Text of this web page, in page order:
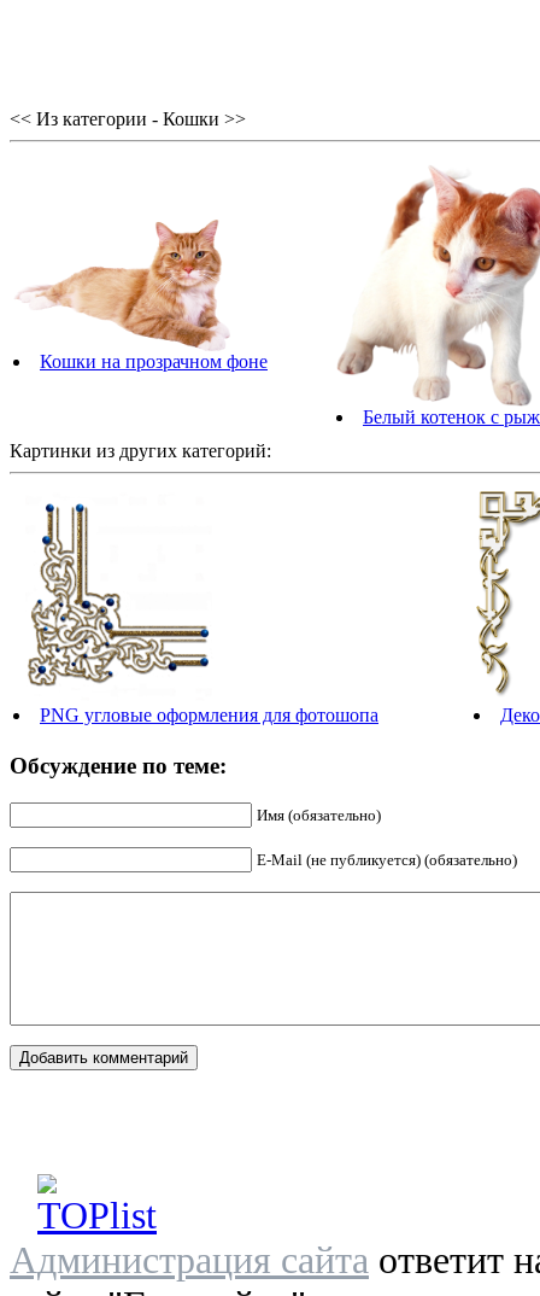
<< Из категории - Кошки >>
Кошки на прозрачном фоне
Белый котенок с
Картинки из других категорий:
PNG угловые оформления для фотошопа
Обсуждение по теме:
Имя (обязательно)
E-Mail (не публикуется) (обязательно)
Администрация сайта ответит